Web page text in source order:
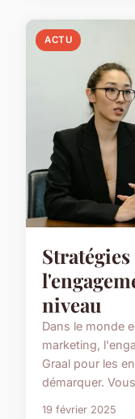
ACTU
niveau
Dans le monde
marketing,
Graal pour les
démarquer.
19 février 2025